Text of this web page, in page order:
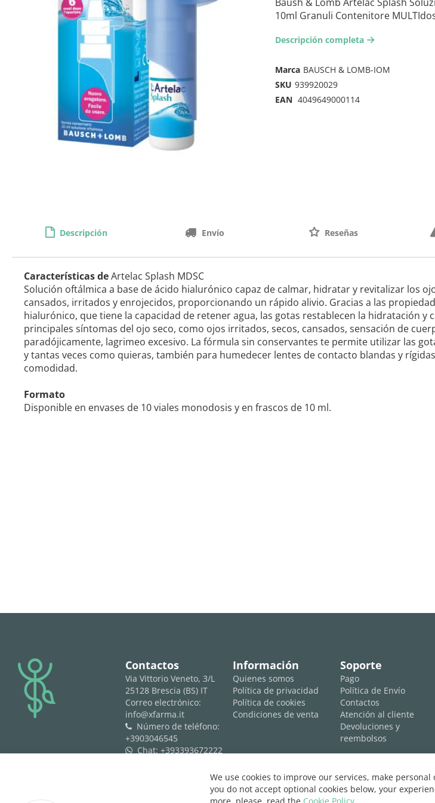
10ml Granuli Contenitore
Descripción completa arrow-right2
Marca BAUSCH & LOMB-IOM
SKU 939920029
EAN 4049649000114
Descripción
Características deArtelac Splash MDSC
Solución oftálmica a base de ácido hialurónico capaz de calmar, hidratar y revitalizar los
cansados, irritados y enrojecidos, proporcionando un rápido alivio. Gracias a las
hialurónico, que tiene la capacidad de retener agua, las gotas restablecen la hidratación y
principales síntomas del ojo seco, como ojos irritados, secos, cansados, sensación de
paradójicamente, lagrimeo excesivo. La fórmula sin conservantes te permite utilizar las
y tantas veces como quieras, también para humedecer lentes de contacto blandas y
comodidad.
Formato
Disponible en envases de 10 viales monodosis y en frascos de 10 ml.
Envío Reseñas
logo Contactos
Via Vittorio Veneto, 3/L
25128 Brescia (BS) IT
Correo electrónico:
info@xfarma.it
phone
Número de teléfono:
+3903046545
whatsapp Chat: +393393672222
Información
Quienes somos
Política de privacidad
Política de cookies
Condiciones de venta
Soporte
Pago
Política de Envío
Contactos
Atención al cliente
Devoluciones y
reembolsos
We use cookies to improve our services, make
you do not accept optional cookies below, your